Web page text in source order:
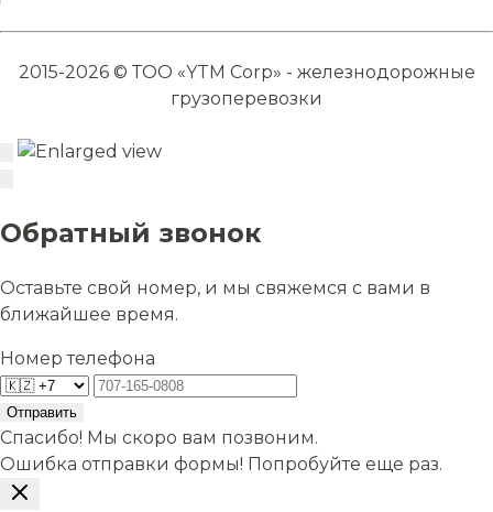
2015-2026 © ТОО «YTM Corp» - железнодорожные
грузоперевозки
Обратный звонок
Оставьте свой номер, и мы свяжемся с вами в
ближайшее время.
Номер телефона
Отправить
Спасибо! Мы скоро вам позвоним.
Ошибка отправки формы! Попробуйте еще раз.